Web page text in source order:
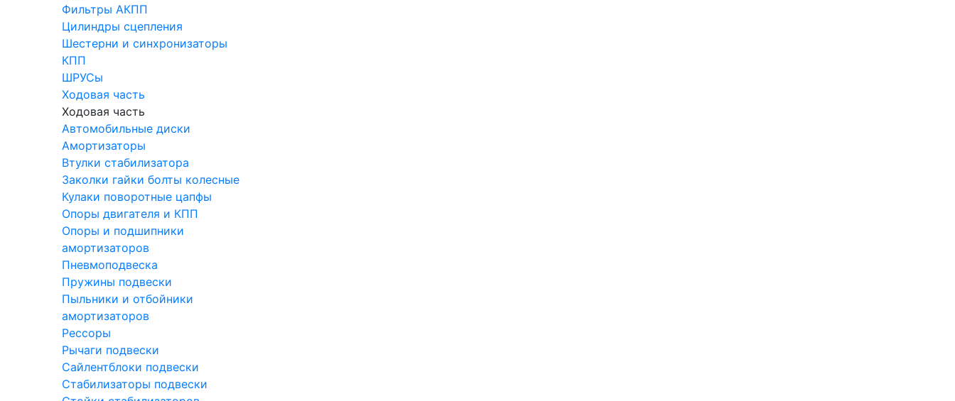
Фильтры АКПП
Цилиндры сцепления
Шестерни и синхронизаторы
КПП
ШРУСы
Ходовая часть
Ходовая часть
Автомобильные диски
Амортизаторы
Втулки стабилизатора
Заколки гайки болты колесные
Кулаки поворотные цапфы
Опоры двигателя и КПП
Опоры и подшипники
амортизаторов
Пневмоподвеска
Пружины подвески
Пыльники и отбойники
амортизаторов
Рессоры
Рычаги подвески
Сайлентблоки подвески
Стабилизаторы подвески